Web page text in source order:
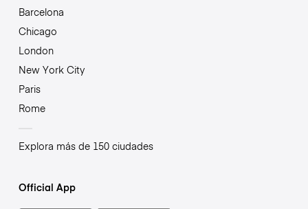
Barcelona
Chicago
London
New York City
Paris
Rome
Explora más de 150 ciudades
Official App